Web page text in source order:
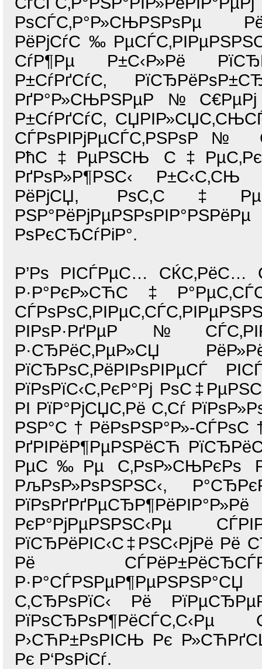
СѓР¶Рµ Р±С‹Р»Рё
Р±СѓРґСѓС‚
РґР°Р»СЊРЅРµР№С€РµРј
Р±СѓРґСѓС‚
СЃРѕРІРјРµСЃС‚РЅРѕР№
РћС‡РµРЅСЊ
РґРѕР»Р¶РЅС‹ Р±С‹С‚СЊ
РёРјСЏ,
РѕРєСЂСѓРіР°.
Р’Рѕ РІСЃРµС…
Р·СЂРёС‚РµР»СЏ
РїСЂРѕС‚РёРІРѕРІРµСЃ
РїРѕРїС‹С‚РєР°Рј
РІ РїР°РјСЏС‚Рё С‚Сѓ
РЅР°С†РёРѕРЅР°Р»-
РґРІРёР¶РµРЅРёСЋ
РµС‰Рµ С‚РѕР»СЊРєРѕ
РљРѕР»РѕРЅРЅС‹,
РєР°РјРµРЅРЅС‹Рµ
РїСЂРёРІС‹С‡РЅС‹РјРё Рё
Рё
С‚СЂРѕРїС‹ Рё
Р›СЋР±РѕРІСЊ Рє
Рє Р‘РѕРіСѓ.